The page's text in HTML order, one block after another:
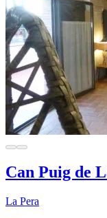
Can Puig de
La Pera